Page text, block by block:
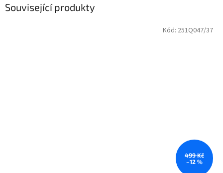
Související produkty
499 Kč
–12 %
Kód: 251Q047/37